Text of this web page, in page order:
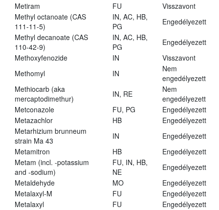
Metiram
FU
Visszavont
Methyl octanoate (CAS
111-11-5)
IN, AC, HB,
PG
Engedélyezett
Methyl decanoate (CAS
110-42-9)
IN, AC, HB,
PG
Engedélyezett
Methoxyfenozide
IN
Visszavont
Methomyl
IN
Nem
engedélyezett
Methiocarb (aka
mercaptodimethur)
IN, RE
Nem
engedélyezett
Metconazole
FU, PG
Engedélyezett
Metazachlor
HB
Engedélyezett
Metarhizium brunneum
strain Ma 43
IN
Engedélyezett
Metamitron
HB
Engedélyezett
Metam (incl. -potassium
and -sodium)
FU, IN, HB,
NE
Engedélyezett
Metaldehyde
MO
Engedélyezett
Metalaxyl-M
FU
Engedélyezett
Metalaxyl
FU
Engedélyezett